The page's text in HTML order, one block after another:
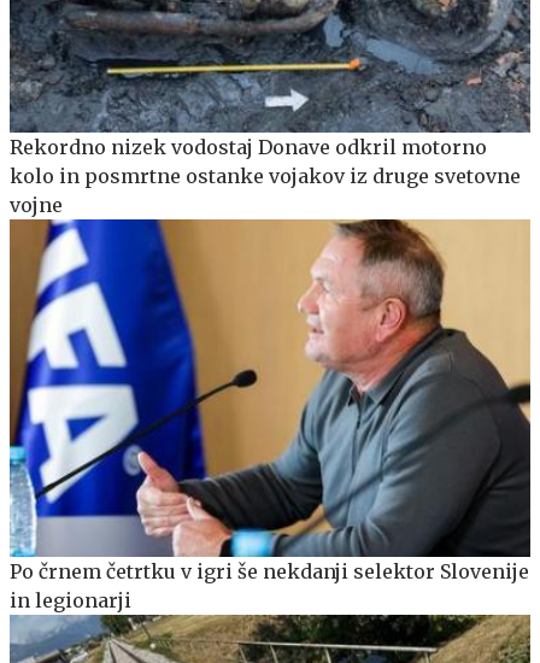
Rekordno nizek vodostaj Donave odkril motorno
kolo in posmrtne ostanke vojakov iz druge svetovne
vojne
Po črnem četrtku v igri še nekdanji selektor Slovenije
in legionarji